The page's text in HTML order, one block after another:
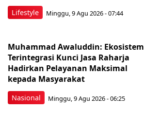
Lifestyle Minggu, 9 Agu 2026 - 07:44
Nasional
Muhammad Awaluddin: Ekosistem
Terintegrasi Kunci Jasa Raharja
Hadirkan Pelayanan Maksimal
kepada Masyarakat
Minggu, 9 Agu 2026 - 06:25